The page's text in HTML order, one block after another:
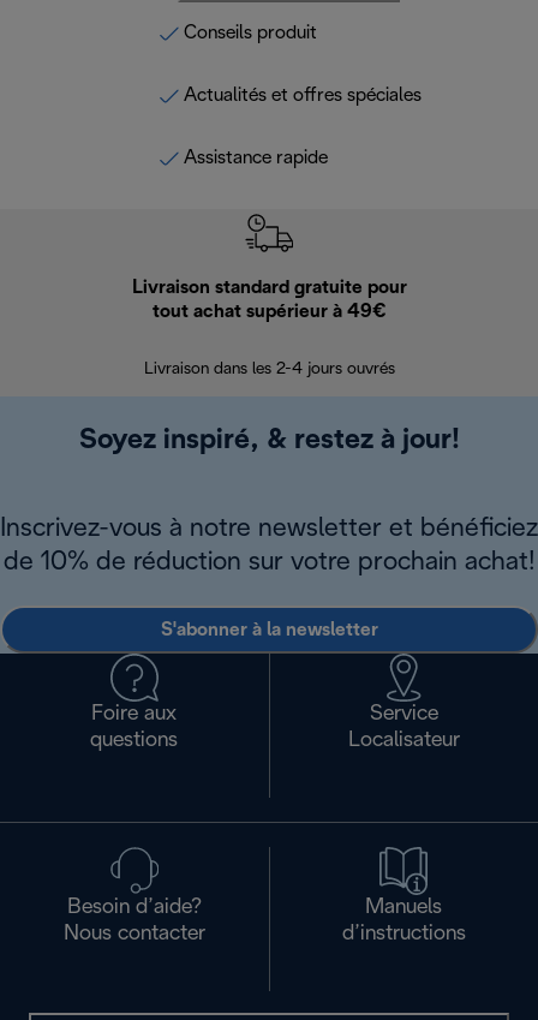
Conseils produit
Actualités et offres spéciales
Assistance rapide
Livraison standard gratuite pour
tout achat supérieur à 49€
Livraison dans les 2-4 jours ouvrés
Soyez inspiré, & restez à jour!
Inscrivez-vous à notre newsletter et bénéficiez
de 10% de réduction sur votre prochain achat!
S'abonner à la newsletter
Foire aux
questions
Service
Localisateur
Besoin d’aide?
Nous contacter
Manuels
d’instructions